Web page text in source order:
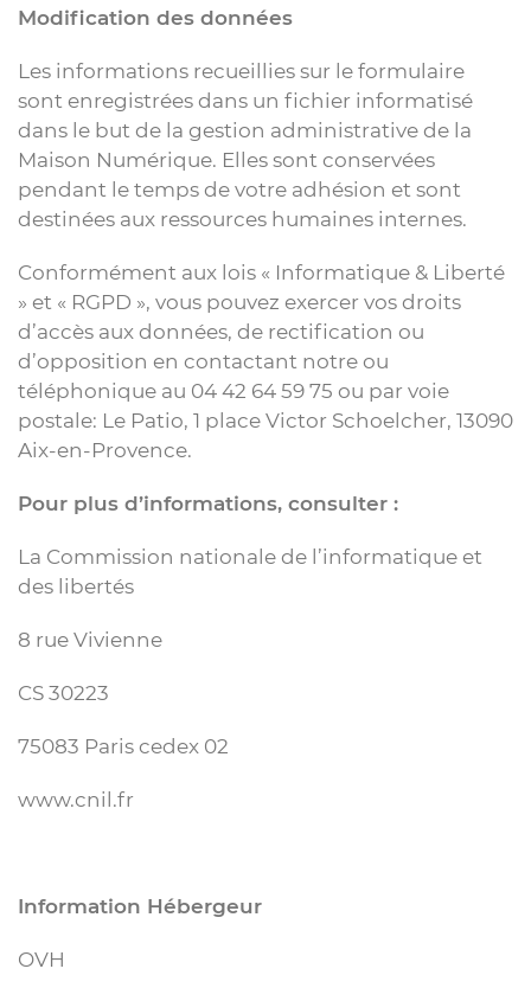
Modification des données
Les informations recueillies sur le formulaire
sont enregistrées dans un fichier informatisé
dans le but de la gestion administrative de la
Maison Numérique. Elles sont conservées
pendant le temps de votre adhésion et sont
destinées aux ressources humaines internes.
Conformément aux lois « Informatique & Liberté
» et « RGPD », vous pouvez exercer vos droits
d’accès aux données, de rectification ou
d’opposition en contactant notre ou
téléphonique au 04 42 64 59 75 ou par voie
postale: Le Patio, 1 place Victor Schoelcher, 13090
Aix-en-Provence.
Pour plus d’informations, consulter :
La Commission nationale de l’informatique et
des libertés
8 rue Vivienne
CS 30223
75083 Paris cedex 02
www.cnil.fr
Information Hébergeur
OVH